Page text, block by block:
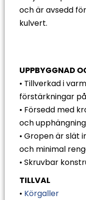
och är avsedd
kulvert.
UPPBYGGNAD
• Tillverkad i
förstärkningar
• Försedd med
och
• Gropen är slät
och minimal
• Skruvbar
TILLVAL
• Körgaller